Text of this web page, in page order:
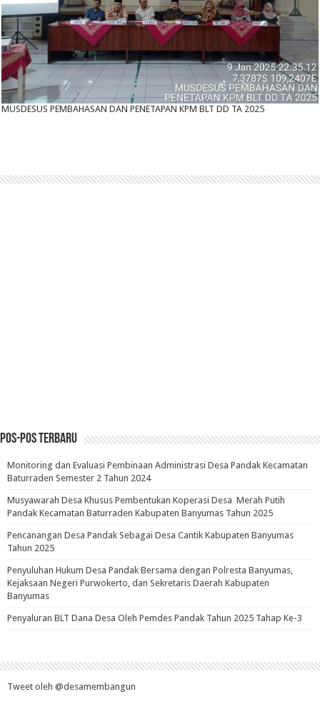
MUSDESUS PEMBAHASAN DAN PENETAPAN KPM BLT DD TA 2025
Pos-pos Terbaru
Monitoring dan Evaluasi Pembinaan Administrasi Desa Pandak Kecamatan
Baturraden Semester 2 Tahun 2024
Musyawarah Desa Khusus Pembentukan Koperasi Desa Merah Putih
Pandak Kecamatan Baturraden Kabupaten Banyumas Tahun 2025
Pencanangan Desa Pandak Sebagai Desa Cantik Kabupaten Banyumas
Tahun 2025
Penyuluhan Hukum Desa Pandak Bersama dengan Polresta Banyumas,
Kejaksaan Negeri Purwokerto, dan Sekretaris Daerah Kabupaten
Banyumas
Penyaluran BLT Dana Desa Oleh Pemdes Pandak Tahun 2025 Tahap Ke-3
Tweet oleh @desamembangun